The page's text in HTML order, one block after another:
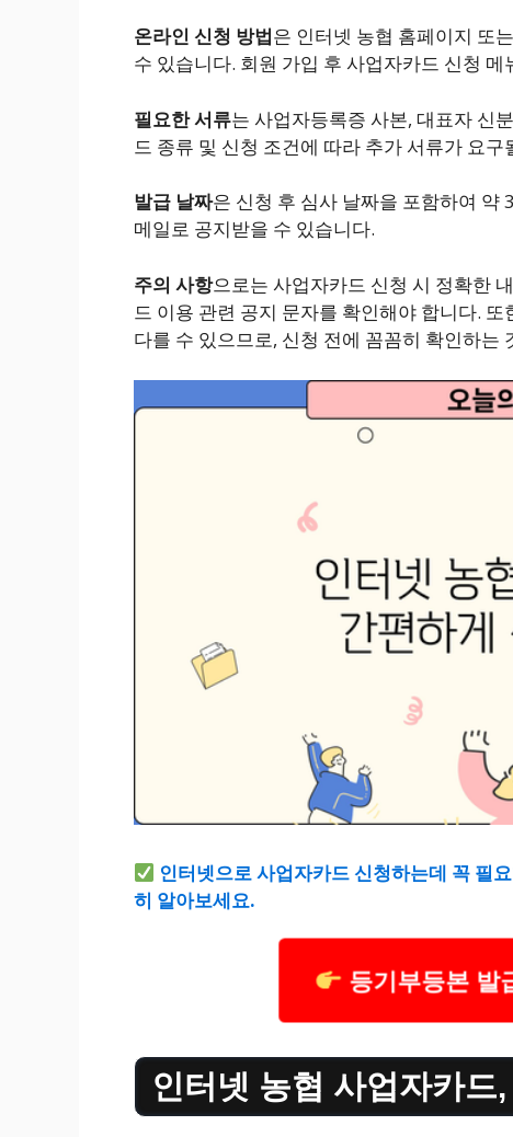
온라인 신청 방법은 인터넷 농협 홈페이지 또는
수 있습니다. 회원 가입 후 사업자카드 신청
필요한 서류는 사업자등록증 사본, 대표자 신
드 종류 및 신청 조건에 따라 추가 서류가 요구
발급 날짜은 신청 후 심사 날짜을 포함하여 약
메일로 공지받을 수 있습니다.
주의 사항으로는 사업자카드 신청 시 정확한
드 이용 관련 공지 문자를 확인해야 합니다.
다를 수 있으므로, 신청 전에 꼼꼼히 확인하는
인터넷으로 사업자카드 신청하는데 꼭 필
히 알아보세요.
등기부등본 발
인터넷 농협 사업자카